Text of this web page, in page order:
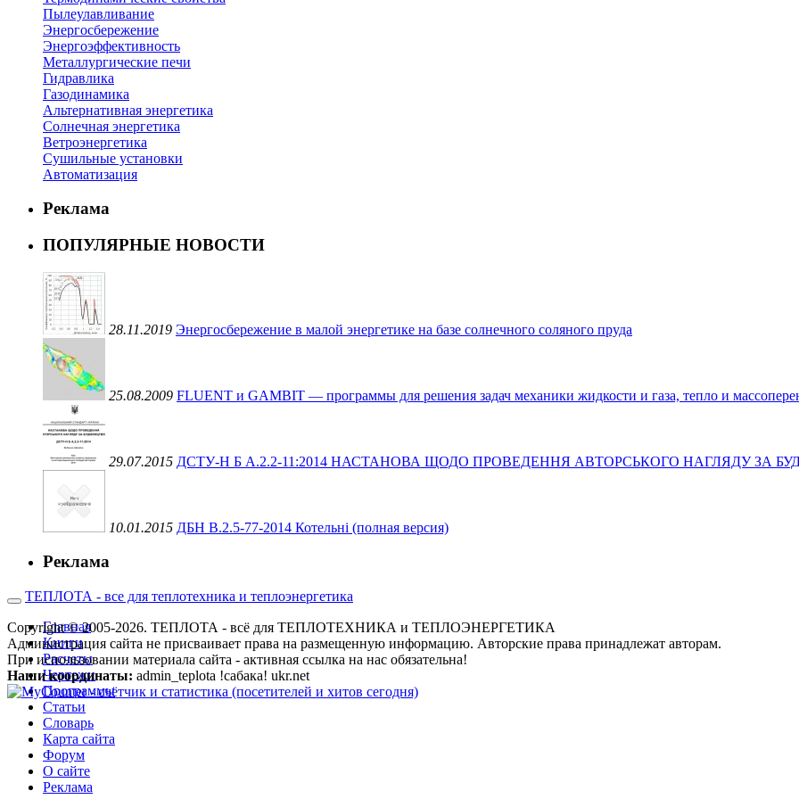
Пылеулавливание
Энергосбережение
Энергоэффективность
Металлургические печи
Гидравлика
Газодинамика
Альтернативная энергетика
Солнечная энергетика
Ветроэнергетика
Сушильные установки
Автоматизация
Реклама
ПОПУЛЯРНЫЕ НОВОСТИ
28.11.2019 Энергосбережение в малой энергетике на базе солнечного соляного пруда
25.08.2009 FLUENT и GAMBIT — программы для решения задач механики жидкости и газа, тепло и
29.07.2015 ДСТУ-Н Б А.2.2-11:2014 НАСТАНОВА ЩОДО ПРОВЕДЕННЯ АВТОРСЬКОГО НАГЛЯДУ ЗА
10.01.2015 ДБН В.2.5-77-2014 Котельні (полная версия)
Реклама
ТЕПЛОТА - все для теплотехника и теплоэнергетика
Главная
Книги
Расчеты
Чертежи
Программы
Статьи
Словарь
Карта сайта
Форум
О сайте
Реклама
Copyright © 2005-2026. ТЕПЛОТА - всё для ТЕПЛОТЕХНИКА и ТЕПЛОЭНЕРГЕТИКА
Администрация сайта не присваивает права на размещенную информацию. Авторские права принадлежат авторам.
При использовании материала сайта - активная ссылка на нас обязательна!
Наши координаты: admin_teplota !сабака! ukr.net